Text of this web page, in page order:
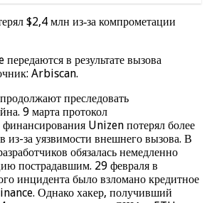
в результате вызова
Arbiscan.
преследовать
9 марта протокол
финансирования Unizen потерял более
из-за уязвимости внешнего вызова. В
обязалась немедленно
пострадавшим. 29 февраля в
инцидента было взломано кредитное
Однако хакер, получивший